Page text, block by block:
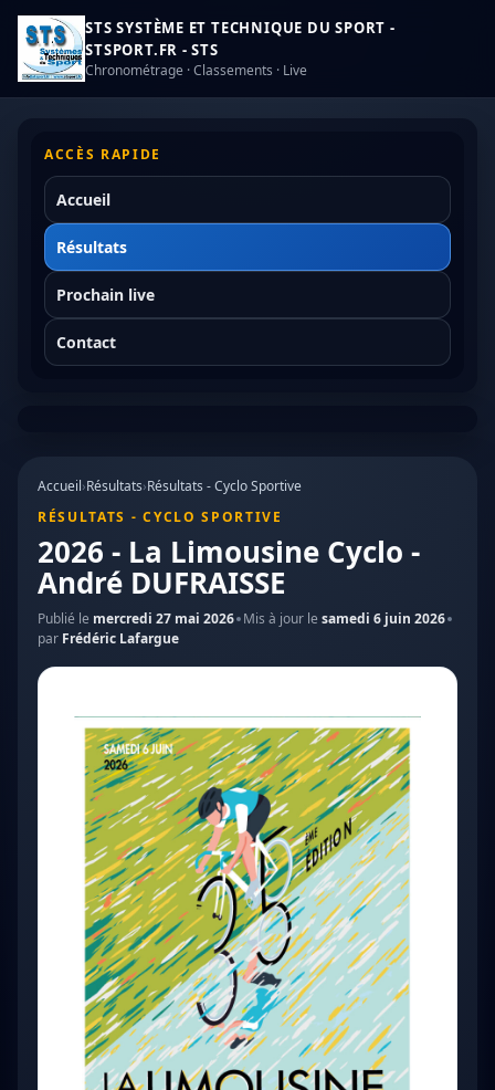
STS SYSTÈME ET TECHNIQUE DU SPORT -
STSPORT.FR - STS
Chronométrage · Classements · Live
ACCÈS RAPIDE
Accueil
Résultats
Prochain live
Contact
Accueil›Résultats›Résultats - Cyclo Sportive
RÉSULTATS - CYCLO SPORTIVE
2026 - La Limousine Cyclo -
André DUFRAISSE
Publié le mercredi 27 mai 2026 Mis à jour le samedi 6 juin 2026
par Frédéric Lafargue